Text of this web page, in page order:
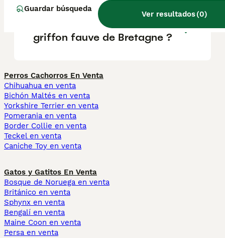
Guardar búsqueda
Ver resultados(0)
Quel est le caractère du
griffon fauve de Bretagne ?
Perros Cachorros En Venta
Chihuahua en venta
Bichón Maltés en venta
Yorkshire Terrier en venta
Pomerania en venta
Border Collie en venta
Teckel en venta
Caniche Toy en venta
Gatos y Gatitos En Venta
Bosque de Noruega en venta
Británico en venta
Sphynx en venta
Bengalí en venta
Maine Coon en venta
Persa en venta